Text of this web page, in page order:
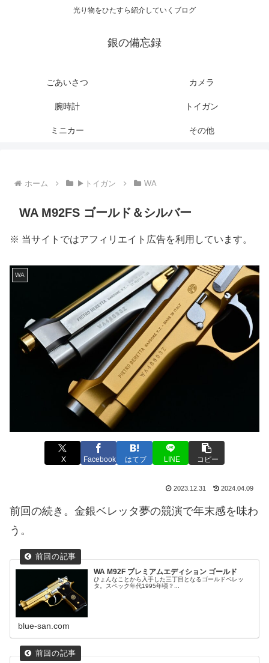
光り物をひたすら紹介していくブログ
銀の備忘録
ごあいさつ カメラ
腕時計 トイガン
ミニカー その他
ホーム ▶トイガン WA
WA M92FS ゴールド＆シルバー
※ 当サイトではアフィリエイト広告を利用しています。
WA
X Facebook はてブ LINE コピー
2023.12.31 2024.04.09
前回の続き。金銀ベレッタ夢の競演で年末感を味わ
う。
WA M92F プレミアムエディション ゴールド
ひょんなことから入手した三丁目となるゴールドベレッ
タ。スペック年代1995年頃？...
blue-san.com